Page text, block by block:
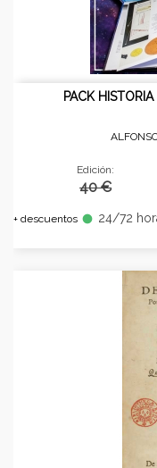
PACK
Edición:
40 €
+ descuentos fiber_manual_record 24/72